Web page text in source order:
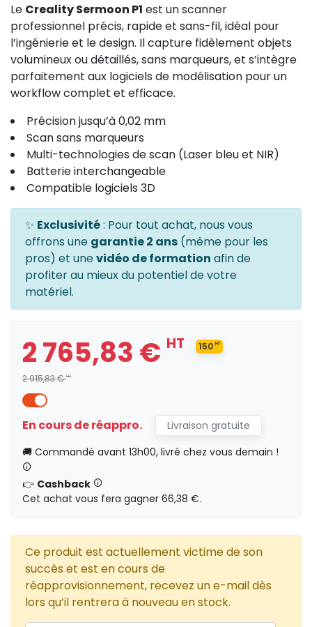
Le Creality Sermoon P1 est un scanner
professionnel précis, rapide et sans-fil, idéal pour
l’ingénierie et le design. Il capture fidèlement objets
volumineux ou détaillés, sans marqueurs, et s’intègre
parfaitement aux logiciels de modélisation pour un
workflow complet et efficace.
Précision jusqu’à 0,02 mm
Scan sans marqueurs
Multi-technologies de scan (Laser bleu et NIR)
Batterie interchangeable
Compatible logiciels 3D
✨ Exclusivité: Pour tout achat, nous vous
offrons une garantie 2 ans (même pour les
pros) et unevidéo de formation afin de
profiter au mieux du potentiel de votre
matériel.
2 765,83 € HT
2 915,83 €HT
150 HT
En cours de réappro.
Livraison gratuite
🚚 Commandé avant 13h00, livré chez vous demain !
👉 Cashback
Cet achat vous fera gagner 66,38 €.
Ce produit est actuellement victime de son
succès et est en cours de
réapprovisionnement, recevez un e-mail dès
lors qu’il rentrera à nouveau en stock.